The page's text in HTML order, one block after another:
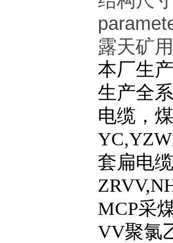
露天矿
本厂生
生产全
电缆，
YC,YZW
套扁电
MCP采
VV聚氯